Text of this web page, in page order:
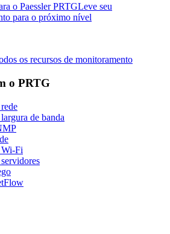
o Paessler PRTGLeve seu
para o próximo nível
os recursos de monitoramento
o PRTG
de banda
Fi